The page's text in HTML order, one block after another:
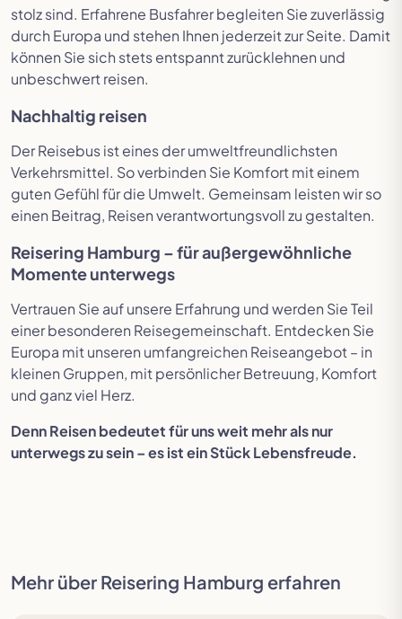
stolz sind. Erfahrene Busfahrer begleiten Sie zuverlässig
durch Europa und stehen Ihnen jederzeit zur Seite. Damit
können Sie sich stets entspannt zurücklehnen und
unbeschwert reisen.
Nachhaltig reisen
Der Reisebus ist eines der umweltfreundlichsten
Verkehrsmittel. So verbinden Sie Komfort mit einem
guten Gefühl für die Umwelt. Gemeinsam leisten wir so
einen Beitrag, Reisen verantwortungsvoll zu gestalten.
Reisering Hamburg – für außergewöhnliche
Momente unterwegs
Vertrauen Sie auf unsere Erfahrung und werden Sie Teil
einer besonderen Reisegemeinschaft. Entdecken Sie
Europa mit unseren umfangreichen Reiseangebot – in
kleinen Gruppen, mit persönlicher Betreuung, Komfort
und ganz viel Herz.
Denn Reisen bedeutet für uns weit mehr als nur
unterwegs zu sein – es ist ein Stück Lebensfreude.
Mehr über Reisering Hamburg erfahren